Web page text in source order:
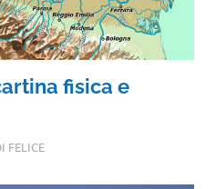
fisica e
FELICE